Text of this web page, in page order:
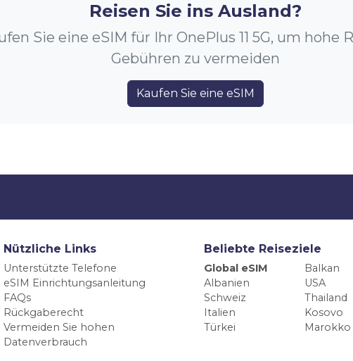
Reisen Sie ins Ausland?
Sie eine eSIM für Ihr OnePlus 11 5G, um hohe
Gebühren zu vermeiden
Kaufen Sie eine eSIM
Nützliche Links
Unterstützte Telefone
eSIM Einrichtungsanleitung
FAQs
Rückgaberecht
Vermeiden Sie hohen
Datenverbrauch
Beliebte Reiseziele
Global eSIM
Balkan
Albanien
USA
Schweiz
Thailand
Italien
Kosovo
Türkei
Marokko